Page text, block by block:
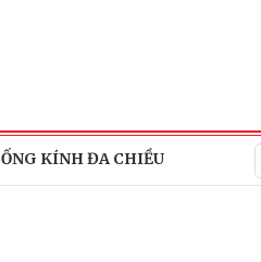
ỐNG KÍNH ĐA CHIỀU